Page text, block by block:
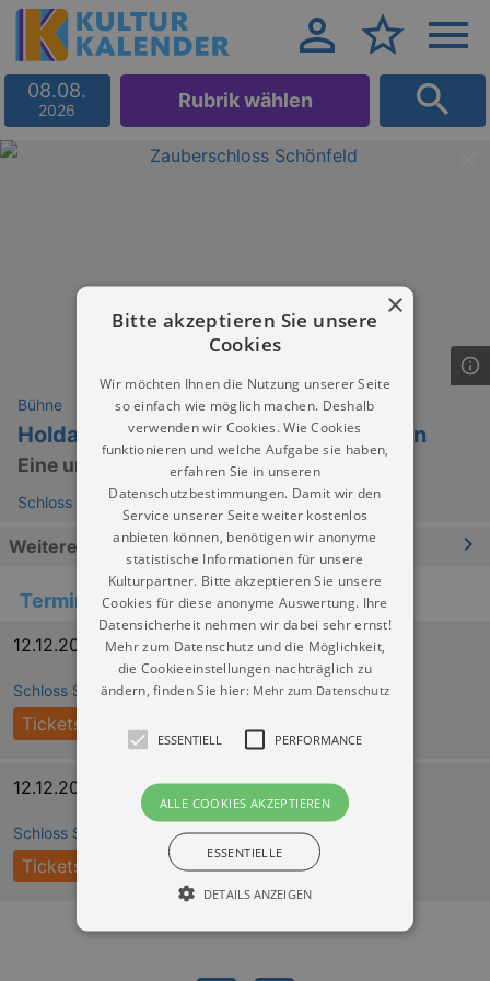
08.08.
2026 Rubrik wählen
Bühne
Holdadipolda Siebenstern & Sebastian
Eine unglaubliche Weihnachtsgeschichte
Schloss Schönfeld - Das Zauberschloss bei Weißig
Weitere Informationen
Termine
12.12.2026 10:30
Schloss Schönfeld - Das Zauberschloss bei Weißig
Tickets
12.12.2026 14:00
Schloss Schönfeld - Das Zauberschloss bei Weißig
Tickets
×
Bitte akzeptieren Sie unsere
Cookies
Wir möchten Ihnen die Nutzung unserer Seite
so einfach wie möglich machen. Deshalb
verwenden wir Cookies. Wie Cookies
funktionieren und welche Aufgabe sie haben,
erfahren Sie in unseren
Datenschutzbestimmungen. Damit wir den
Service unserer Seite weiter kostenlos
anbieten können, benötigen wir anonyme
statistische Informationen für unsere
Kulturpartner. Bitte akzeptieren Sie unsere
Cookies für diese anonyme Auswertung. Ihre
Datensicherheit nehmen wir dabei sehr ernst!
Mehr zum Datenschutz und die Möglichkeit,
die Cookieeinstellungen nachträglich zu
ändern, finden Sie hier: Mehr zum Datenschutz
ESSENTIELL PERFORMANCE
ALLE COOKIES AKZEPTIEREN
ESSENTIELLE
DETAILS ANZEIGEN
Essentiell Performance